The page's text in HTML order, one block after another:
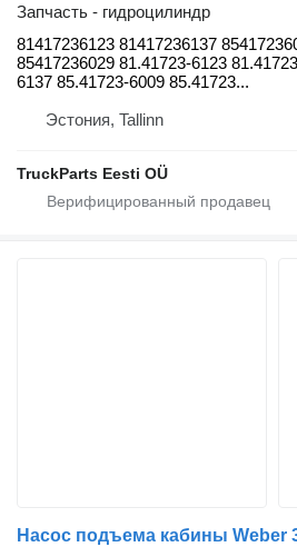
Запчасть - гидроцилиндр
81417236123 81417236137
85417236029 81.41723-6123
6137 85.41723-6009 85.41723...
Эстония, Tallinn
TruckParts Eesti OÜ